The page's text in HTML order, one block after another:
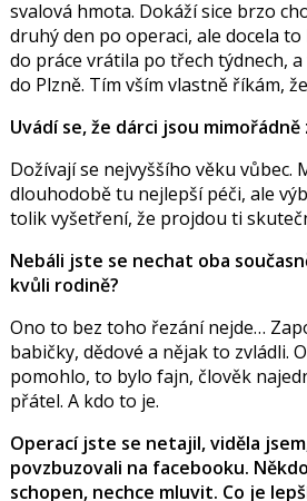
svalová hmota. Dokáží sice brzo
druhý den po operaci, ale docela
do práce vrátila po třech týdnech,
do Plzně. Tím vším vlastně říkám,
Uvádí se, že dárci jsou mimořádně
Dožívají se nejvyššího věku vůbec.
dlouhodobě tu nejlepší péči, ale
tolik vyšetření, že projdou ti
Nebáli jste se nechat oba
kvůli rodině?
Ono to bez toho řezání nejde…
babičky, dědové a nějak to zvládli.
pomohlo, to bylo fajn, člověk
přátel. A kdo to je.
Operací jste se netajil, viděla
povzbuzovali na facebooku.
schopen, nechce mluvit. Co je